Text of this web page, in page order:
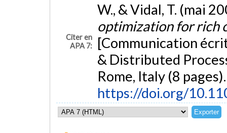
Citer en
APA 7:
W., & Vidal, T. (mai
optimization for rich
[Communication
& Distributed
Rome, Italy (8 pages).
https://doi.org/